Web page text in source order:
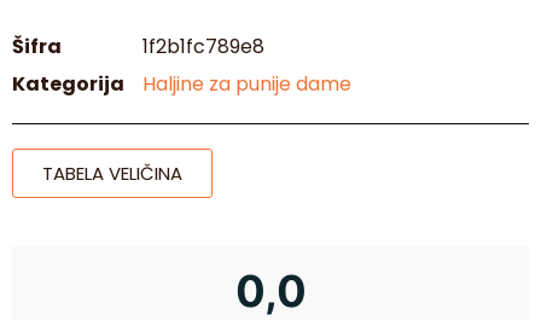
Šifra
1f2b1fc789e8
Kategorija
Haljine za punije dame
TABELA VELIČINA
0,0